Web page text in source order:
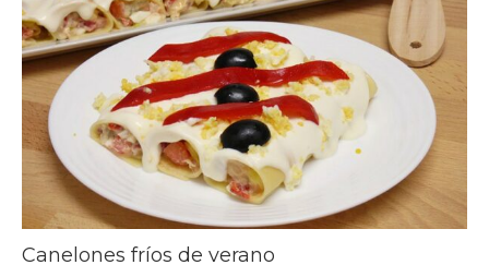
Canelones fríos de verano